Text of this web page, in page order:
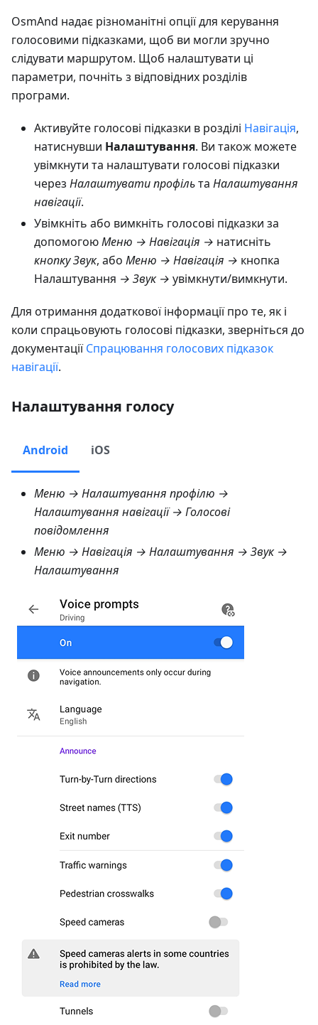
OsmAnd надає різноманітні опції для керування
голосовими підказками, щоб ви могли зручно
слідувати маршрутом. Щоб налаштувати ці
параметри, почніть з відповідних розділів
програми.
Активуйте голосові підказки в розділі Навігація,
натиснувши Налаштування. Ви також можете
увімкнути та налаштувати голосові підказки
через Налаштувати профільта Налаштування
навігації.
Увімкніть або вимкніть голосові підказки за
допомогоюМеню → Навігація → натисніть
кнопку Звук, або Меню → Навігація → кнопка
Налаштування → Звук → увімкнути/вимкнути.
Для отримання додаткової інформації про те, як і
коли спрацьовують голосові підказки, зверніться до
документаціїСпрацювання голосових підказок
навігації.
Налаштування голосу
Android iOS
Меню → Налаштування профілю →
Налаштування навігації → Голосові
повідомлення
Меню → Навігація → Налаштування → Звук →
Налаштування